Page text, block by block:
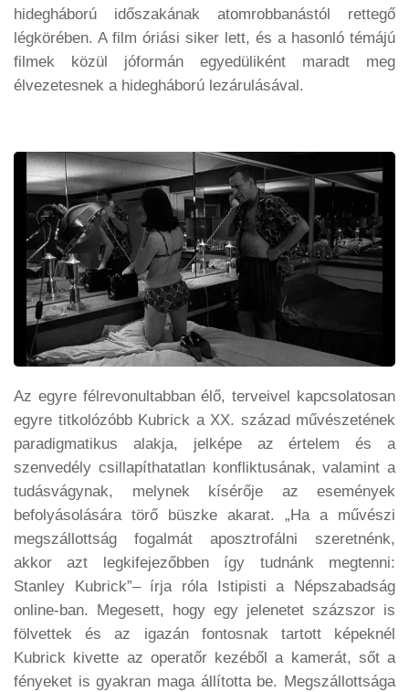
hidegháború időszakának atomrobbanástól rettegő
légkörében. A film óriási siker lett, és a hasonló témájú
filmek közül jóformán egyedüliként maradt meg
élvezetesnek a hidegháború lezárulásával.
Az egyre félrevonultabban élő, terveivel kapcsolatosan
egyre titkolózóbb Kubrick a XX. század művészetének
paradigmatikus alakja, jelképe az értelem és a
szenvedély csillapíthatatlan konfliktusának, valamint a
tudásvágynak, melynek kísérője az események
befolyásolására törő büszke akarat. „Ha a művészi
megszállottság fogalmát aposztrofálni szeretnénk,
akkor azt legkifejezőbben így tudnánk megtenni:
Stanley Kubrick”– írja róla Istipisti a Népszabadság
online-ban. Megesett, hogy egy jelenetet százszor is
fölvettek és az igazán fontosnak tartott képeknél
Kubrick kivette az operatőr kezéből a kamerát, sőt a
fényeket is gyakran maga állította be. Megszállottsága